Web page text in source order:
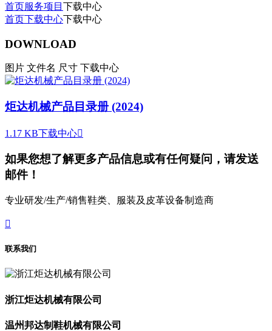
首页服务项目 下载中心
首页下载中心下载中心
DOWNLOAD
图片 文件名 尺寸 下载中心
炬达机械产品目录册 (2024)
1.17 KB下载中心
如果您想了解更多产品信息或有任何疑问，请发送
邮件！
专业研发/生产/销售鞋类、服装及皮革设备制造商

联系我们
浙江炬达机械有限公司
温州邦达制鞋机械有限公司